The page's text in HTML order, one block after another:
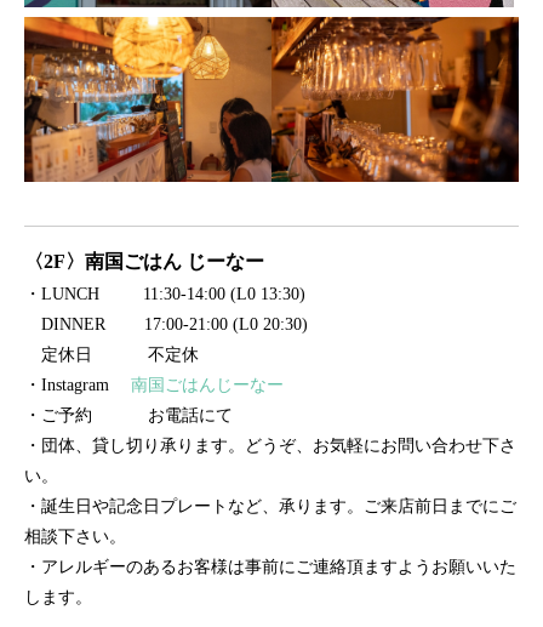
〈2F〉南国ごはん じーなー
・ LUNCH 11:30-14:00 (L0 13:30)
DINNER 17:00-21:00 (L0 20:30)
定休日 不定休
・Instagram 南国ごはんじーなー
・ご予約 お電話にて
・団体、貸し切り承ります。どうぞ、お気軽にお問い合わせ下さ
い。
・誕生日や記念日プレートなど、承ります。ご来店前日までにご
相談下さい。
・アレルギーのあるお客様は事前にご連絡頂ますようお願いいた
します。